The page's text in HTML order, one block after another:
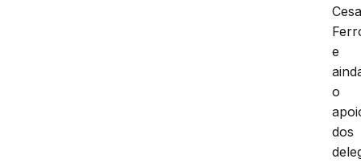
e
o
dos